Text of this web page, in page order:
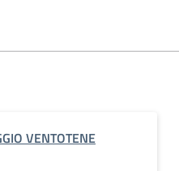
VENTOTENE